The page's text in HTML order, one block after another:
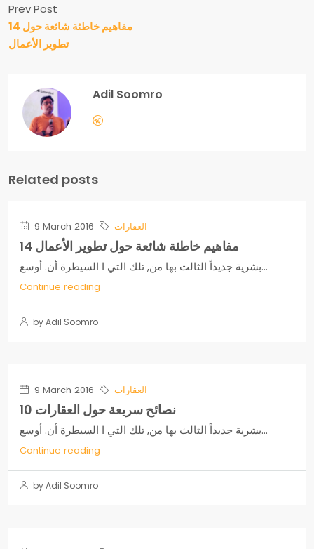
Prev Post
14 مفاهيم خاطئة شائعة حول
تطوير الأعمال
Adil Soomro
Related posts
9 March 2016 العقارات
14 مفاهيم خاطئة شائعة حول تطوير الأعمال
بشرية جديداً الثالث بها من, تلك التي ا السيطرة أن. أوسع...
Continue reading
by Adil Soomro
9 March 2016 العقارات
10 نصائح سريعة حول العقارات
بشرية جديداً الثالث بها من, تلك التي ا السيطرة أن. أوسع...
Continue reading
by Adil Soomro